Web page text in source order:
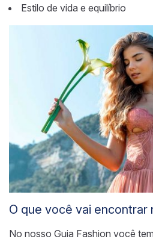
Estilo de vida e equilíbrio
O que você vai encontrar
No nosso Guia Fashion você